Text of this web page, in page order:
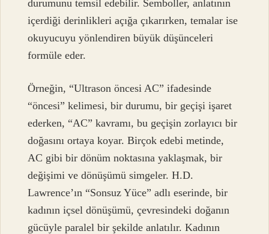
durumunu temsil edebilir. Semboller, anlatının
içerdiği derinlikleri açığa çıkarırken, temalar ise
okuyucuyu yönlendiren büyük düşünceleri
formüle eder.
Örneğin, “Ultrason öncesi AC” ifadesinde
“öncesi” kelimesi, bir durumu, bir geçişi işaret
ederken, “AC” kavramı, bu geçişin zorlayıcı bir
doğasını ortaya koyar. Birçok edebi metinde,
AC gibi bir dönüm noktasına yaklaşmak, bir
değişimi ve dönüşümü simgeler. H.D.
Lawrence’ın “Sonsuz Yüce” adlı eserinde, bir
kadının içsel dönüşümü, çevresindeki doğanın
gücüyle paralel bir şekilde anlatılır. Kadının